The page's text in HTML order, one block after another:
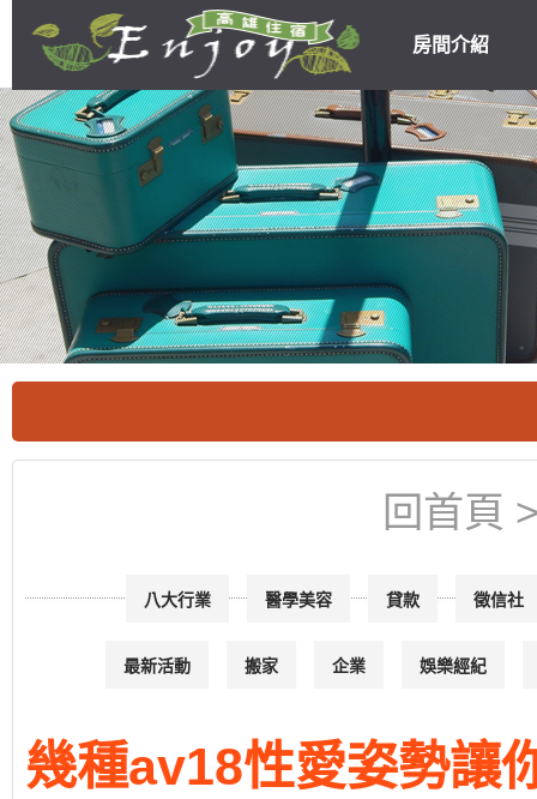
房間介紹
高雄民宿住宿
優惠
回首頁
徵信社
貸款
醫學美容
八大行業
娛樂經紀
企業
搬家
最新活動
幾種av18性愛姿勢讓